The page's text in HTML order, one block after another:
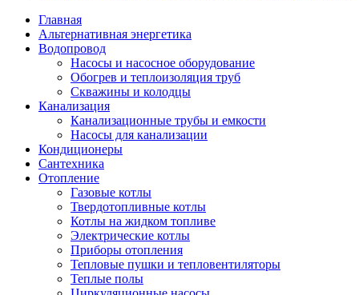
Главная
Альтернативная энергетика
Водопровод
Насосы и насосное оборудование
Обогрев и теплоизоляция труб
Скважины и колодцы
Канализация
Канализационные трубы и емкости
Насосы для канализации
Кондиционеры
Сантехника
Отопление
Газовые котлы
Твердотопливные котлы
Котлы на жидком топливе
Электрические котлы
Приборы отопления
Тепловые пушки и тепловентиляторы
Теплые полы